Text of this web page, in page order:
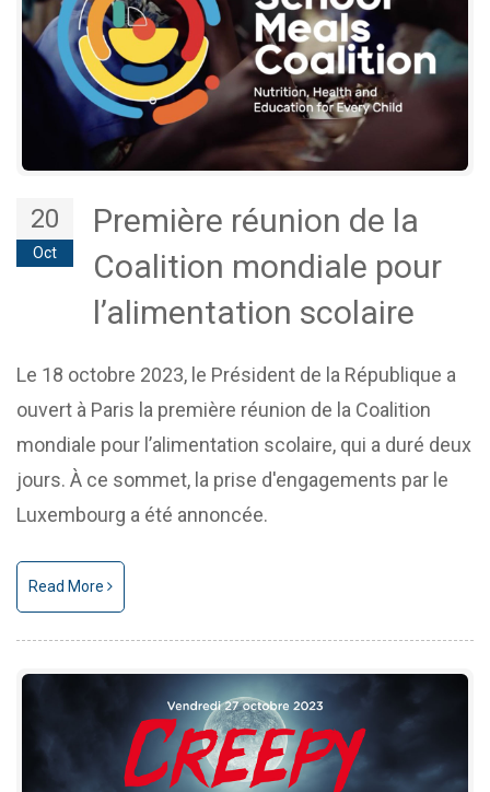
20
Oct
Première réunion de la
Coalition mondiale pour
l’alimentation scolaire
Le 18 octobre 2023, le Président de la République a
ouvert à Paris la première réunion de la Coalition
mondiale pour l’alimentation scolaire, qui a duré deux
jours. À ce sommet, la prise d'engagements par le
Luxembourg a été annoncée.
Read More